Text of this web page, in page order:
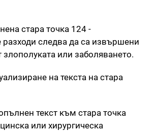
стара точка 124 -
следва да са извършени
или заболяването.
на текста на стара
текст към стара точка
или хирургическа